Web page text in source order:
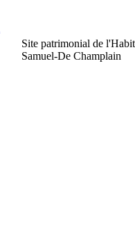
Site patrimonial de
Samuel-De Champlain